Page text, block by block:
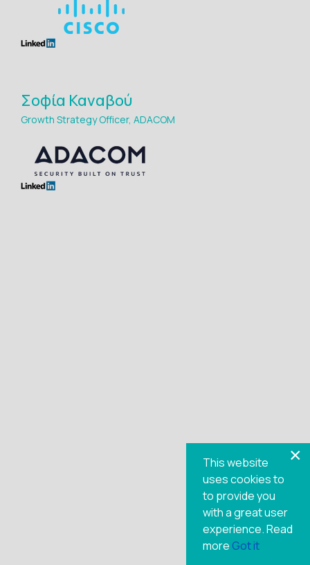
Σοφία Καναβού
Growth Strategy Officer, ADACOM
×
This website
uses cookies to
to provide you
with a great user
experience.Read
more Got it